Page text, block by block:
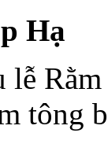
Hạ
lễ
tông